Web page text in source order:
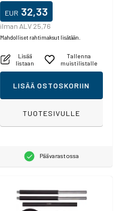
EUR 32,33
ilman ALV 25,76
Mahdolliset rahtimaksut lisätään.
Lisää
listaan
Tallenna
muistilistalle
LISÄÄ OSTOSKORIIN
TUOTESIVULLE
Päävarastossa